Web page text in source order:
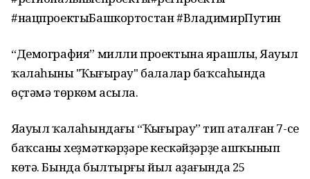
#нацпроектыБашкортостан #ВладимирПутин
“Демография” милли проектына ярашлы, Яңауыл
ҡалаһының "Ҡыңғырау" балалар баҡсаһында
өҫтәмә төркөм асыла.
Яңауыл ҡалаһындағы “Ҡыңғырау” тип аталған 7-се
баҡсаның хеҙмәткәрҙәре кескәйҙәрҙе ашҡынып
көтә. Бында былтырғы йыл аҙағында 25